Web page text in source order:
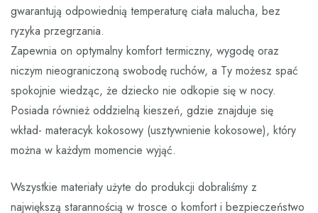
gwarantują odpowiednią temperaturę ciała malucha, bez
ryzyka przegrzania.
Zapewnia on optymalny komfort termiczny, wygodę oraz
niczym nieograniczoną swobodę ruchów, a Ty możesz spać
spokojnie wiedząc, że dziecko nie odkopie się w nocy.
Posiada również oddzielną kieszeń, gdzie znajduje się
wkład- materacyk kokosowy (usztywnienie kokosowe), który
można w każdym momencie wyjąć.
Wszystkie materiały użyte do produkcji dobraliśmy z
największą starannością w trosce o komfort i bezpieczeństwo